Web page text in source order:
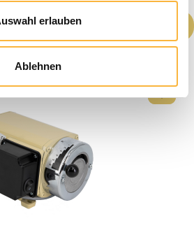
erlauben
Ablehnen
: Entrez la
Ajouter au panier